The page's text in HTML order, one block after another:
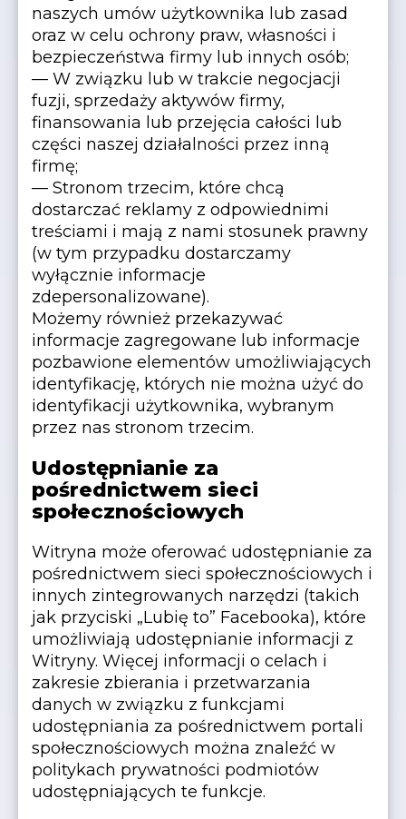
naszych umów użytkownika lub zasad
oraz w celu ochrony praw, własności i
bezpieczeństwa firmy lub innych osób;
— W związku lub w trakcie negocjacji
fuzji, sprzedaży aktywów firmy,
finansowania lub przejęcia całości lub
części naszej działalności przez inną
firmę;
— Stronom trzecim, które chcą
dostarczać reklamy z odpowiednimi
treściami i mają z nami stosunek prawny
(w tym przypadku dostarczamy
wyłącznie informacje
zdepersonalizowane).
Możemy również przekazywać
informacje zagregowane lub informacje
pozbawione elementów umożliwiających
identyfikację, których nie można użyć do
identyfikacji użytkownika, wybranym
przez nas stronom trzecim.
Udostępnianie za
pośrednictwem sieci
społecznościowych
Witryna może oferować udostępnianie za
pośrednictwem sieci społecznościowych i
innych zintegrowanych narzędzi (takich
jak przyciski „Lubię to” Facebooka), które
umożliwiają udostępnianie informacji z
Witryny. Więcej informacji o celach i
zakresie zbierania i przetwarzania
danych w związku z funkcjami
udostępniania za pośrednictwem portali
społecznościowych można znaleźć w
politykach prywatności podmiotów
udostępniających te funkcje.